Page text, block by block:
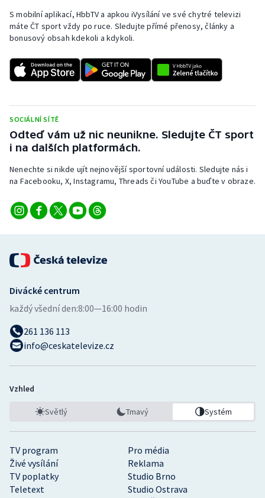
S mobilní aplikací, HbbTV a apkou iVysílání ve své chytré televizi
máte ČT sport vždy po ruce. Sledujte přímé přenosy, články a
bonusový obsah kdekoli a kdykoli.
SOCIÁLNÍ SÍTĚ
Odteď vám už nic neunikne. Sledujte ČT sport
i na dalších platformách.
Nenechte si nikde ujít nejnovější sportovní události. Sledujte nás i
na Facebooku, X, Instagramu, Threads či YouTube a buďte v obraze.
TV program
Pro média
Živé vysílání
Reklama
TV poplatky
Studio Brno
Teletext
Studio Ostrava
Divácké centrum
každý všední den:8:00—16:00 hodin
261 136 113
info@ceskatelevize.cz
Vzhled
Světlý Tmavý Systém